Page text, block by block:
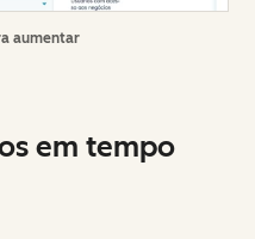
aumentar
em tempo